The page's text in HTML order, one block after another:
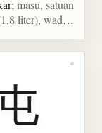
; masu, satuan
liter), wadah